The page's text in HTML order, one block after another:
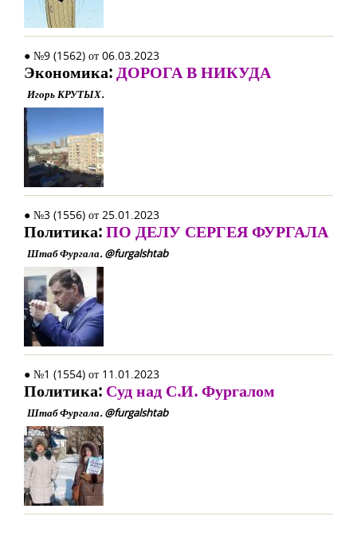
● №9 (1562) от 06.03.2023
Экономика:ДОРОГА В НИКУДА
Игорь КРУТЫХ.
● №3 (1556) от 25.01.2023
Политика:ПО ДЕЛУ СЕРГЕЯ ФУРГАЛА
Штаб Фургала. @furgalshtab
● №1 (1554) от 11.01.2023
Политика: Суд над С.И. Фургалом
Штаб Фургала. @furgalshtab